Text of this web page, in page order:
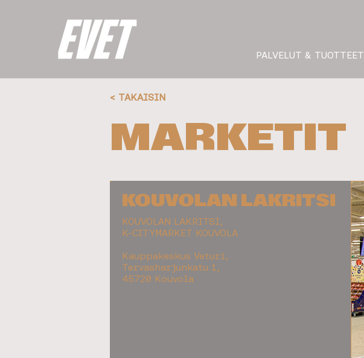
PALVELUT & TUOTTEET
< TAKAISIN
MARKETIT
KOUVOLAN LAKRITSI
KOUVOLAN LAKRITSI,
K-CITYMARKET KOUVOLA
Kauppakeskus Veturi,
Tervasharjunkatu 1,
45720 Kouvola